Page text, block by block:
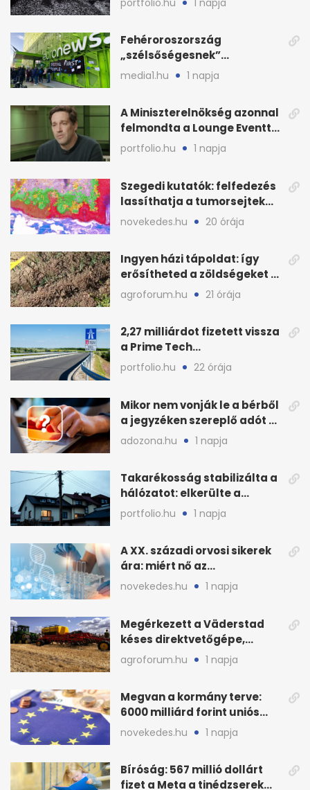
Fehéroroszország
„szélsőségesnek”
minősítette az Euronews
media1.hu 1 napja
A Miniszterelnökség azonnal
felmondta a Lounge Eventtel
kötött szerződést
portfolio.hu 1 napja
Szegedi kutatók: felfedezés
lassíthatja a tumorsejtek
terjedését
novekedes.hu 20 órája
Ingyen házi tápoldat: így
erősítheted a zöldségeket a
hőhullám után
agroforum.hu 21 órája
2,27 milliárdot fizetett vissza
a Prime Tech
Magántőkealap az
államnak
portfolio.hu 22 órája
Mikor nem vonják le a bérből
a jegyzéken szereplő adót és
járulékot?
adozona.hu 1 napja
Takarékosság stabilizálta a
hálózatot: elkerülte a
sötétséget Magyarország
portfolio.hu 1 napja
A XX. századi orvosi sikerek
ára: miért nő az
egészségügy súlya?
novekedes.hu 1 napja
Megérkezett a Väderstad
késes direktvetőgépe,
bemutatón is látható
agroforum.hu 1 napja
Megvan a kormány terve:
6000 milliárd forint uniós
pénz sorsa
novekedes.hu 1 napja
Bíróság: 567 millió dollárt
fizet a Meta a tinédzserek